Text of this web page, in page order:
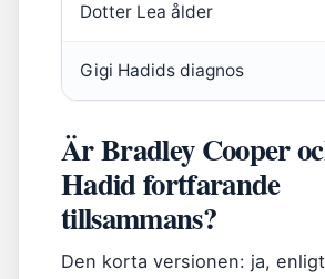
Dotter Lea ålder
Gigi Hadids diagnos
Är Bradley Cooper
Hadid fortfarande
tillsammans?
Den korta versionen: ja,